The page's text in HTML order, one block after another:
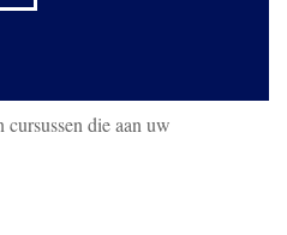
die aan uw